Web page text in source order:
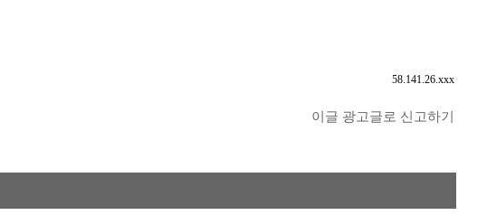
58.141.26.xxx
이글 광고글로 신고하기